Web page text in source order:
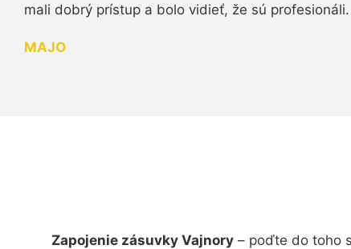
mali dobrý prístup a bolo vidieť, že sú profesionáli.
MAJO
Zapojenie zásuvky Vajnory– poďte do toho